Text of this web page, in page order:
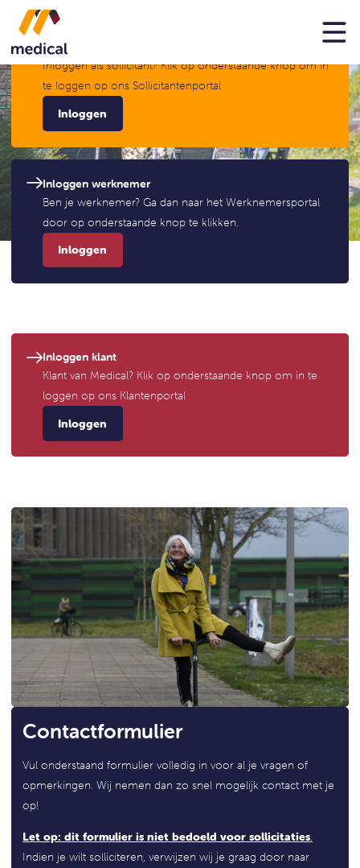
Inloggen
Inloggen sollicitant
Inloggen als sollicitant? Klik op onderstaande knop om in
te loggen op ons Sollicitantenportal
Inloggen
Inloggen werknemer
Ben je werknemer? Ga dan naar het Werknemersportal
door op onderstaande knop te klikken.
Inloggen
Inloggen klant
Klant van Medical? Klik op onderstaande knop om in te
loggen op ons Klantenportal
Inloggen
Contactformulier
Vul onderstaand formulier volledig in voor al je vragen of
opmerkingen. Wij nemen dan zo snel mogelijk contact met je
op!
Let op: dit formulier is niet bedoeld voor sollicitaties.
Indien je wilt solliciteren, verwijzen wij je graag door naar